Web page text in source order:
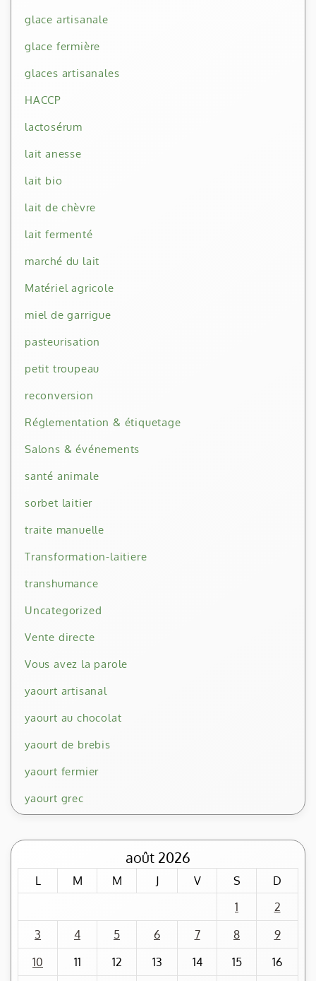
glace artisanale
glace fermière
glaces artisanales
HACCP
lactosérum
lait anesse
lait bio
lait de chèvre
lait fermenté
marché du lait
Matériel agricole
miel de garrigue
pasteurisation
petit troupeau
reconversion
Réglementation & étiquetage
Salons & événements
santé animale
sorbet laitier
traite manuelle
Transformation-laitiere
transhumance
Uncategorized
Vente directe
Vous avez la parole
yaourt artisanal
yaourt au chocolat
yaourt de brebis
yaourt fermier
yaourt grec
août 2026
L M M J V S
D
1
2
3
4 5 6 7 8
9
10
11 12 13 14 15
16